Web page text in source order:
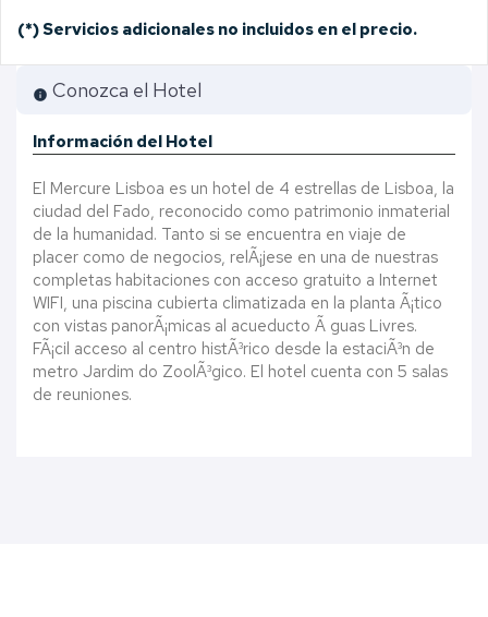
(*)Servicios adicionales no incluidos en el precio.
info Conozca el Hotel
Información del Hotel
El Mercure Lisboa es un hotel de 4 estrellas de Lisboa, la
ciudad del Fado, reconocido como patrimonio inmaterial
de la humanidad. Tanto si se encuentra en viaje de
placer como de negocios, relÃ¡jese en una de nuestras
completas habitaciones con acceso gratuito a Internet
WIFI, una piscina cubierta climatizada en la planta Ã¡tico
con vistas panorÃ¡micas al acueducto Ã guas Livres.
FÃ¡cil acceso al centro histÃ³rico desde la estaciÃ³n de
metro Jardim do ZoolÃ³gico. El hotel cuenta con 5 salas
de reuniones.